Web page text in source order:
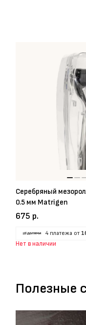
Серебряный
0.5 мм Matrigen
675 р.
4 платежа от
Нет в наличии
Полезные